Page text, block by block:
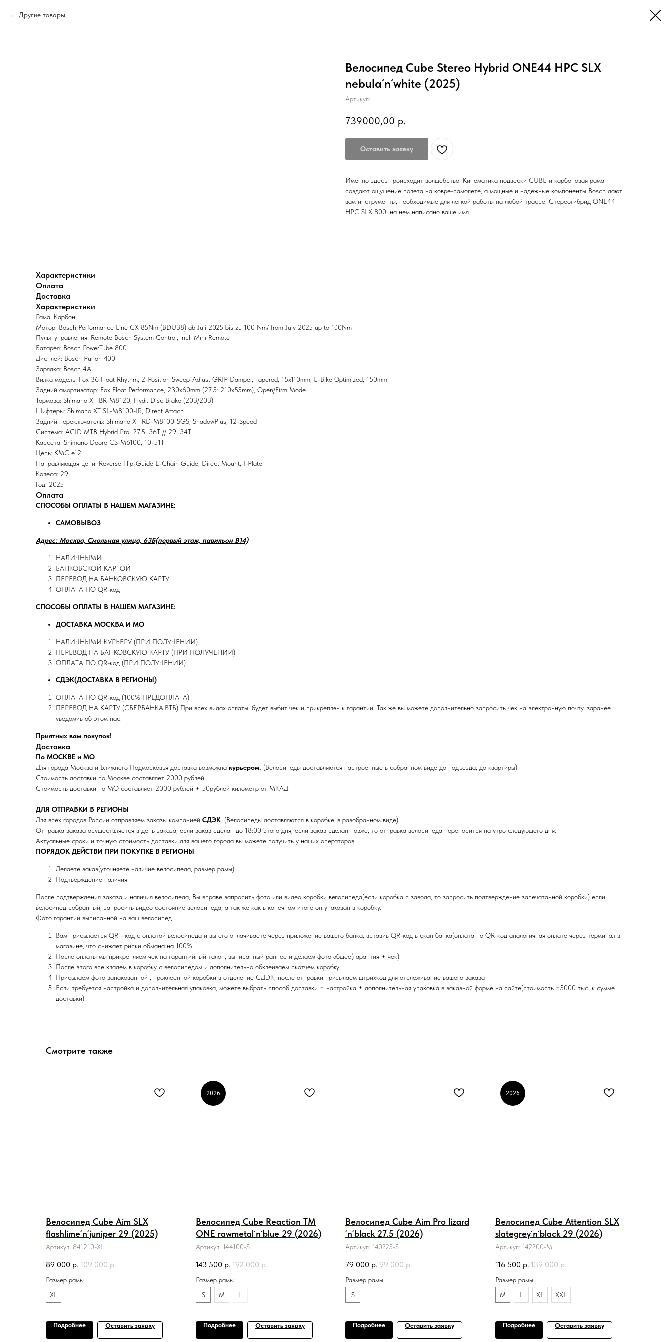
Другие товары
Велосипед Cube Stereo Hybrid ONE44 HPC SLX
nebula´n´white (2025)
Артикул:
739000,00 р.
Оставить заявку
Именно здесь происходит волшебство. Кинематика подвески CUBE и карбоновая рама
создают ощущение полета на ковре-самолете, а мощные и надежные компоненты Bosch дают
вам инструменты, необходимые для легкой работы на любой трассе. Стереогибрид ONE44
HPC SLX 800: на нем написано ваше имя.
Характеристики
Оплата
Доставка
Характеристики
Рама: Карбон
Мотор: Bosch Performance Line CX 85Nm (BDU38) ab Juli 2025 bis zu 100 Nm/ from July 2025 up to 100Nm
Пульт управления: Remote Bosch System Control, incl. Mini Remote
Батарея: Bosch PowerTube 800
Дисплей: Bosch Purion 400
Зарядка: Bosch 4A
Вилка модель: Fox 36 Float Rhythm, 2-Position Sweep-Adjust GRIP Damper, Tapered, 15x110mm, E-Bike Optimized, 150mm
Задний амортизатор: Fox Float Performance, 230x60mm (27.5: 210x55mm), Open/Firm Mode
Тормоза: Shimano XT BR-M8120, Hydr. Disc Brake (203/203)
Шифтеры: Shimano XT SL-M8100-IR, Direct Attach
Задний переключатель: Shimano XT RD-M8100-SGS, ShadowPlus, 12-Speed
Система: ACID MTB Hybrid Pro, 27.5: 36T // 29: 34T
Кассета: Shimano Deore CS-M6100, 10-51T
Цепь: KMC e12
Направляющая цепи: Reverse Flip-Guide E-Chain Guide, Direct Mount, I-Plate
Колеса: 29
Год: 2025
Оплата
СПОСОБЫ ОПЛАТЫ В НАШЕМ МАГАЗИНЕ:
САМОВЫВОЗ
Адрес: Москва, Смольная улица, 63Б(первый этаж, павильон В14)
НАЛИЧНЫМИ
БАНКОВСКОЙ КАРТОЙ
ПЕРЕВОД НА БАНКОВСКУЮ КАРТУ
ОПЛАТА ПО QR-код
СПОСОБЫ ОПЛАТЫ В НАШЕМ МАГАЗИНЕ:
ДОСТАВКА МОСКВА И МО
НАЛИЧНЫМИ КУРЬЕРУ (ПРИ ПОЛУЧЕНИИ)
ПЕРЕВОД НА БАНКОВСКУЮ КАРТУ (ПРИ ПОЛУЧЕНИИ)
ОПЛАТА ПО QR-код (ПРИ ПОЛУЧЕНИИ)
СДЭК(ДОСТАВКА В РЕГИОНЫ)
ОПЛАТА ПО QR-код (100% ПРЕДОПЛАТА)
ПЕРЕВОД НА КАРТУ (СБЕРБАНКА,ВТБ) При всех видах оплаты, будет выбит чек и прикреплен к гарантии. Так же вы можете дополнительно запросить чек на электронную почту, заранее
уведомив об этом нас.
Приятных вам покупок!
Доставка
По МОСКВЕ и МО
Для города Москва и Ближнего Подмосковья доставка возможна курьером. (Велосипеды доставляются настроенные в собранном виде до подъезда, до квартиры)
Стоимость доставки по Москве составляет 2000 рублей.
Стоимость доставки по МО составляет 2000 рублей + 50рублей километр от МКАД.
ДЛЯ ОТПРАВКИ В РЕГИОНЫ
Для всех городов России отправляем заказы компанией СДЭК . (Велосипеды доставляются в коробке, в разобранном виде)
Отправка заказа осуществляется в день заказа, если заказ сделан до 18:00 этого дня, если заказ сделан позже, то отправка велосипеда переносится на утро следующего дня.
Актуальные сроки и точную стоимость доставки для вашего города вы можете получить у наших операторов.
ПОРЯДОК ДЕЙСТВИ ПРИ ПОКУПКЕ В РЕГИОНЫ
Делаете заказ(уточняете наличие велосипеда, размер рамы)
Подтверждение наличия:
После подтверждения заказа и наличия велосипеда, Вы вправе запросить фото или видео коробки велосипеда(если коробка с завода, то запросить подтверждение запечатанной коробки) если
велосипед собранный, запросить видео состояние велосипеда, а так же как в конечном итоге он упакован в коробку.
Фото гарантии выписанной на ваш велосипед.
Вам присылается QR - код с оплатой велосипеда и вы его оплачиваете через приложение вашего банка, вставив QR-код в скан банка(оплата по QR-код аналогичная оплате через терминал в
магазине, что снижает риски обмана на 100%.
После оплаты мы прикрепляем чек на гарантийный талон, выписанный раннее и делаем фото общее(гарантия + чек).
После этого все кладем в коробку с велосипедом и дополнительно обклеиваем скотчем коробку.
Присылаем фото запакованной , проклеенной коробки в отделение СДЭК, после отправки присылаем штрихкод для отслеживание вашего заказа
Если требуется настройка и дополнительная упаковка, можете выбрать способ доставки + настройка + дополнительная упаковка в заказной форме на сайте(стоимость +5000 тыс. к сумме
доставки)
Смотрите также
Велосипед Cube Aim SLX
flashlime´n´juniper 29 (2025)
Артикул: 841210-XL
89 000 р. 109 000 р.
Размер рамы
XL
Подробнее Оставить заявку
2026
Велосипед Cube Reaction TM
ONE rawmetal´n´blue 29 (2026)
Артикул: 144100-S
143 500 р. 192 000 р.
Размер рамы
S
M L
Подробнее Оставить заявку
Велосипед Cube Aim Pro lizard
´n´black 27.5 (2026)
Артикул: 140225-S
79 000 р. 99 000 р.
Размер рамы
S
Подробнее Оставить заявку
2026
Велосипед Cube Attention SLX
slategrey´n´black 29 (2026)
Артикул: 142200-M
116 500 р. 139 000 р.
Размер рамы
M
L XL XXL
Подробнее Оставить заявку